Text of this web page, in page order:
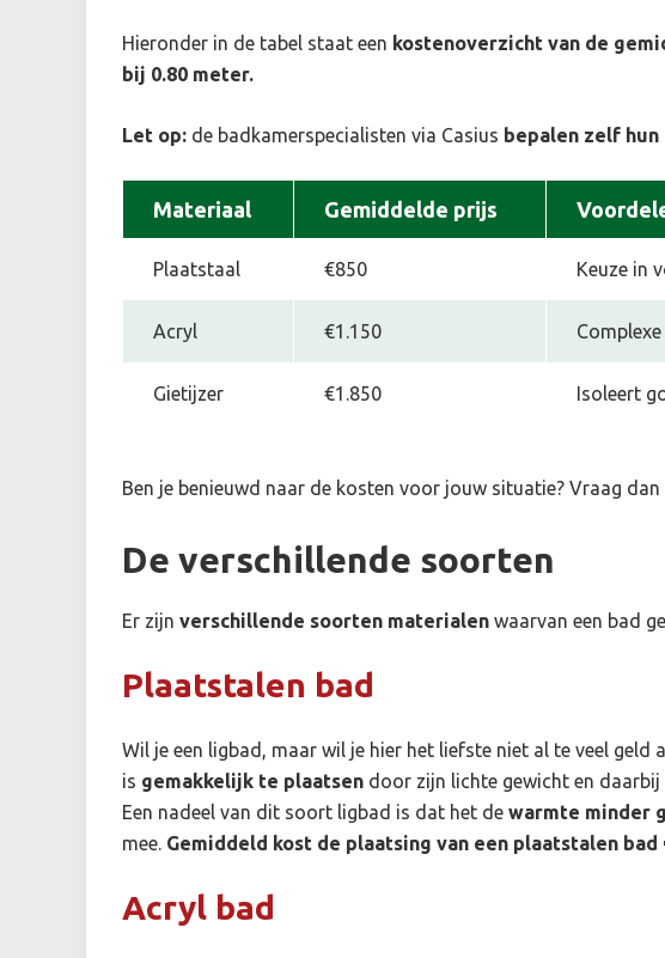
Hieronder in de tabel staat een kostenoverzicht van de
bij 0.80 meter.
Let op: de badkamerspecialisten via Casius bepalen zelf hun
Materiaal Gemiddelde prijs
Plaatstaal €850 Keuze in
Acryl €1.150
Gietijzer €1.850 Isoleert
Ben je benieuwd naar de kosten voor jouw situatie? Vraag
De verschillende soorten
Er zijn verschillende soorten materialen waarvan een bad
Plaatstalen bad
Wil je een ligbad, maar wil je hier het liefste niet al te veel geld
is gemakkelijk te plaatsen door zijn lichte gewicht en
Een nadeel van dit soort ligbad is dat het de warmte minder
mee. Gemiddeld kost de plaatsing van een plaatstalen bad
Acryl bad